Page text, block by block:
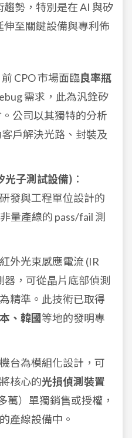
勢，特別是在 AI 與矽
至關鍵設備與專利佈
前 CPO 市場面臨良率瓶
需求，此為汎銓矽
公司以其獨特的分析
戶解決光路、封裝及
光子測試設備) ：
研發與工程單位設計的
非量產線的 pass/fail 測
外光束感應電流 (IR
器，可從晶片底部偵測
精準。此技術已取得
、韓國 等地的發明專
機台為模組化設計，可
核心的光損偵測裝置
萬）單獨銷售或授權，
產線設備中。